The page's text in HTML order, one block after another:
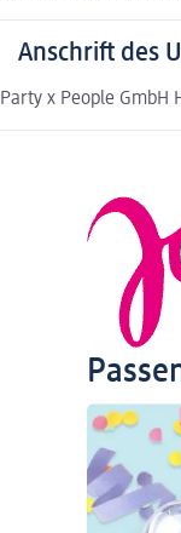
Anschrift des
Party x People GmbH